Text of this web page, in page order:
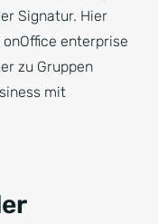
Signatur. Hier
enterprise
zu Gruppen
mit